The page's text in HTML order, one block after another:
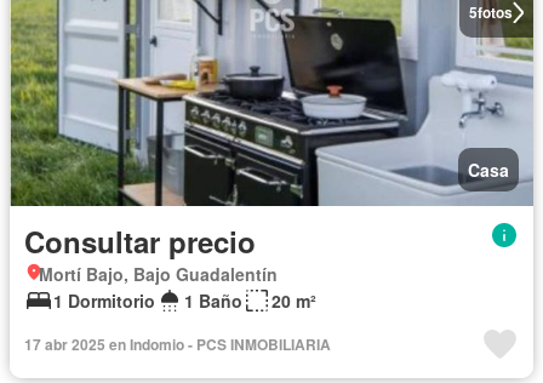
5fotos
Casa
Consultar precio
Mortí Bajo, Bajo Guadalentín
1 Dormitorio
1 Baño 20 m²
17 abr 2025 en Indomio - PCS INMOBILIARIA